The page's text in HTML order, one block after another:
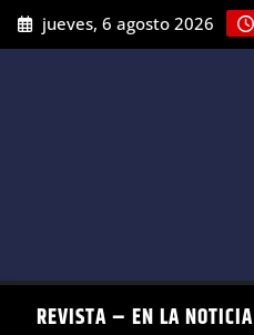
Saltar
al
jueves, 6 agosto 2026
REVISTA – EN LA NOTICIA